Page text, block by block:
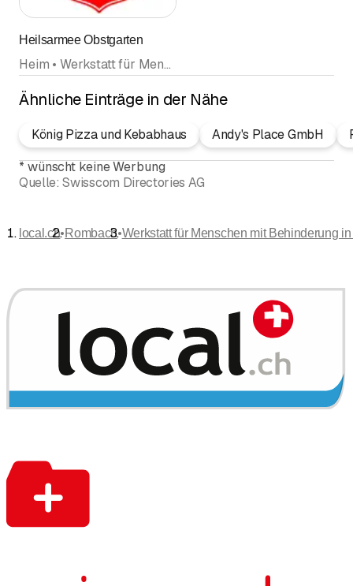
Heilsarmee Obstgarten
Heim • Werkstatt für Menschen mit Behinderung
Ähnliche Einträge in der Nähe
König Pizza und Kebabhaus Andy's Place GmbH
* wünscht keine Werbung
Quelle: Swisscom Directories AG
local.ch•Rombach•Werkstatt für Menschen mit Behinderung